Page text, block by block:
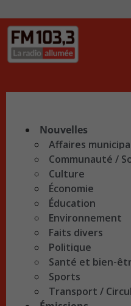
Nouvelles
Affaires
Communauté /
Culture
Économie
Éducation
Environnement
Faits divers
Politique
Santé et bien-
Sports
Transport /